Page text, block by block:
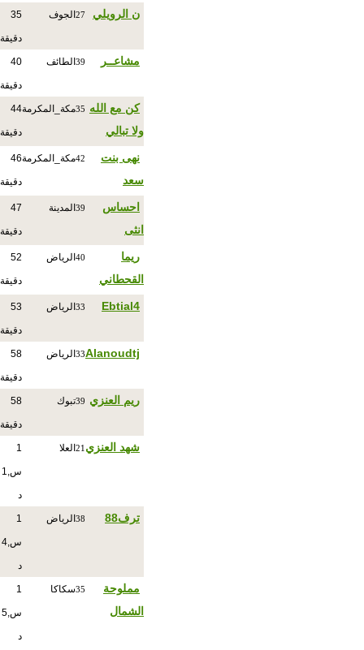
ن الرويلي 27 الجوف 35
دقيقة
مشاعــر 39 الطائف 40
دقيقة
كن مع الله
ولا تبالي
35مكة_المكرمة44
دقيقة
نهى بنت
سعد
42مكة_المكرمة46
دقيقة
احساس
انثى
39 المدينة 47
دقيقة
ريما
القحطاني
40 الرياض 52
دقيقة
Ebtial4
33 الرياض 53
دقيقة
Alanoudtj
33 الرياض 58
دقيقة
ريم العنزي 39تبوك 58
دقيقة
شهد العنزي 21 العلا 1
س,1
د
ترف88 38 الرياض 1
س,4
د
مملوحة
الشمال
35سكاكا 1
س,5
د